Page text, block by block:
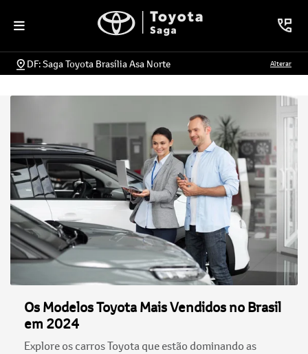
DF: Saga Toyota Brasília Asa Norte Alterar
Os Modelos Toyota Mais Vendidos no Brasil
em 2024
Explore os carros Toyota que estão dominando as